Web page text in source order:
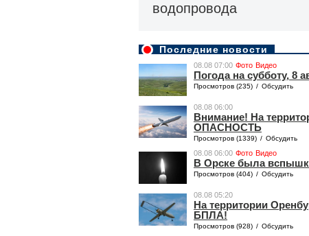
водопровода
Последние новости
08.08 07:00 Фото Видео
Погода на субботу, 8
Просмотров (235) / Обсудить
08.08 06:00
Внимание! На
ОПАСНОСТЬ
Просмотров (1339) / Обсудить
08.08 06:00 Фото Видео
​​​В Орске была
Просмотров (404) / Обсудить
08.08 05:20
На территории
БПЛА!
Просмотров (928) / Обсудить